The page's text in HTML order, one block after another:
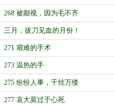
268 被鄙视，因为毛不齐
三月，拔刀见血的月份！
271 艰难的手术
273 温热的手
275 纷纷人事，千丝万缕
277 哀大莫过于心死